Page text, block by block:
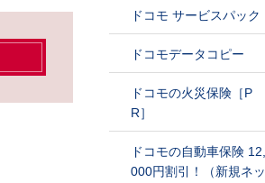
ドコモ サービスパック
ドコモデータコピー
ドコモの火災保険［P
R］
ドコモの自動車保険 12,
000円割引！（新規ネッ